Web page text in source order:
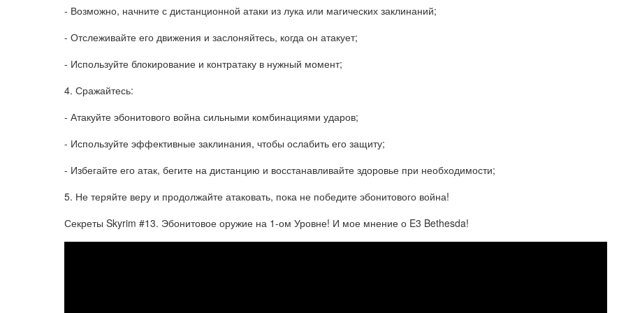
- Возможно, начните с дистанционной атаки из лука или магических заклинаний;
- Отслеживайте его движения и заслоняйтесь, когда он атакует;
- Используйте блокирование и контратаку в нужный момент;
4. Сражайтесь:
- Атакуйте эбонитового война сильными комбинациями ударов;
- Используйте эффективные заклинания, чтобы ослабить его защиту;
- Избегайте его атак, бегите на дистанцию и восстанавливайте здоровье при необходимости;
5. Не теряйте веру и продолжайте атаковать, пока не победите эбонитового война!
Секреты Skyrim #13. Эбонитовое оружие на 1-ом Уровне! И мое мнение о E3 Bethesda!